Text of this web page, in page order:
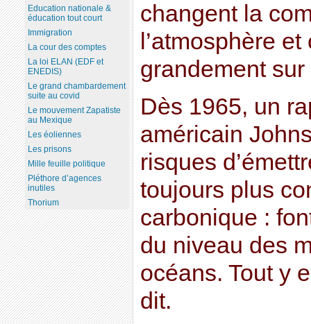
changent la
l’atmosphère
grandement
Dès 1965, un
américain
risques
toujours plus
carbonique :
du niveau des
océans. Tout y
dit.
Education nationale &
éducation tout court
Immigration
La cour des comptes
La loi ELAN (EDF et
ENEDIS)
Le grand chambardement
suite au covid
Le mouvement Zapatiste
au Mexique
Les éoliennes
Les prisons
Mille feuille politique
Pléthore d’agences
inutiles
Thorium